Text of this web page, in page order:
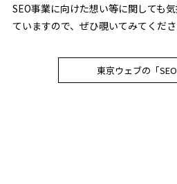
SEO事業に向けた想い等に関しても
ていますので、ぜひ覗いてみてくださ
東京ウェブの「